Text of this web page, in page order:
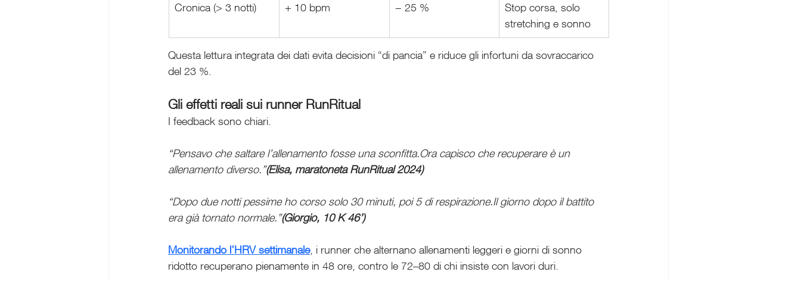
Cronica (> 3 notti) + 10 bpm − 25 %
Stop corsa, solo
stretching e sonno
Questa lettura integrata dei dati evita decisioni “di pancia” e riduce gli infortuni da sovraccarico
del 23 %.
Gli effetti reali sui runner RunRitual
I feedback sono chiari.
“Pensavo che saltare l’allenamento fosse una sconfitta.Ora capisco che recuperare è un
allenamento diverso.”(Elisa, maratoneta RunRitual 2024)
“Dopo due notti pessime ho corso solo 30 minuti, poi 5 di respirazione.Il giorno dopo il battito
era già tornato normale.”(Giorgio, 10 K 46’)
Monitorando l’HRV settimanale, i runner che alternano allenamenti leggeri e giorni di sonno
ridotto recuperano pienamente in 48 ore, contro le 72–80 di chi insiste con lavori duri.